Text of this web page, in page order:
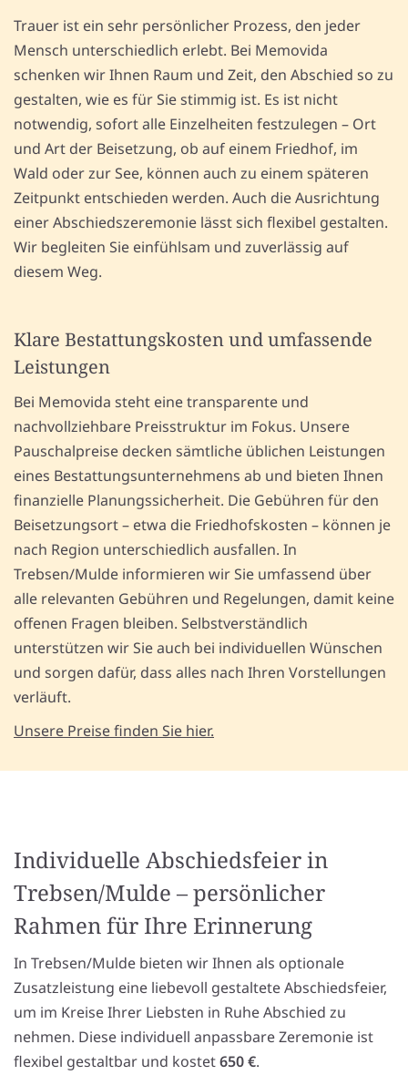
Trauer ist ein sehr persönlicher Prozess, den jeder
Mensch unterschiedlich erlebt. Bei Memovida
schenken wir Ihnen Raum und Zeit, den Abschied so zu
gestalten, wie es für Sie stimmig ist. Es ist nicht
notwendig, sofort alle Einzelheiten festzulegen – Ort
und Art der Beisetzung, ob auf einem Friedhof, im
Wald oder zur See, können auch zu einem späteren
Zeitpunkt entschieden werden. Auch die Ausrichtung
einer Abschiedszeremonie lässt sich flexibel gestalten.
Wir begleiten Sie einfühlsam und zuverlässig auf
diesem Weg.
Klare Bestattungskosten und umfassende
Leistungen
Bei Memovida steht eine transparente und
nachvollziehbare Preisstruktur im Fokus. Unsere
Pauschalpreise decken sämtliche üblichen Leistungen
eines Bestattungsunternehmens ab und bieten Ihnen
finanzielle Planungssicherheit. Die Gebühren für den
Beisetzungsort – etwa die Friedhofskosten – können je
nach Region unterschiedlich ausfallen. In
Trebsen/Mulde informieren wir Sie umfassend über
alle relevanten Gebühren und Regelungen, damit keine
offenen Fragen bleiben. Selbstverständlich
unterstützen wir Sie auch bei individuellen Wünschen
und sorgen dafür, dass alles nach Ihren Vorstellungen
verläuft.
Unsere Preise finden Sie hier.
Individuelle Abschiedsfeier in
Trebsen/Mulde – persönlicher
Rahmen für Ihre Erinnerung
In Trebsen/Mulde bieten wir Ihnen als optionale
Zusatzleistung eine liebevoll gestaltete Abschiedsfeier,
um im Kreise Ihrer Liebsten in Ruhe Abschied zu
nehmen. Diese individuell anpassbare Zeremonie ist
flexibel gestaltbar und kostet650 €.